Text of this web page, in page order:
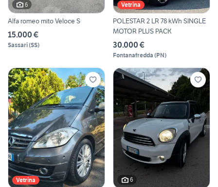
6
Alfa romeo mito Veloce S
15.000 €
Sassari(SS)
Vetrina
POLESTAR 2 LR 78 kWh SINGLE
MOTOR PLUS PACK
30.000 €
Fontanafredda (PN)
Vetrina 6